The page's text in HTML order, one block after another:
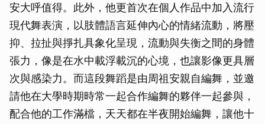
安大呼值得。此外，他更首次在個人作品中加入流行
現代舞表演，以肢體語言延伸內心的情緒流動，將壓
抑、拉扯與掙扎具象化呈現，流動與失衡之間的身體
張力，像是在水中載浮載沉的心境，也讓影像更具層
次與感染力。而這段舞蹈是由周祖安親自編舞，並邀
請他在大學時期時常一起合作編舞的夥伴一起參與，
配合他的工作滿檔，天天都在半夜開始編舞，讓他十